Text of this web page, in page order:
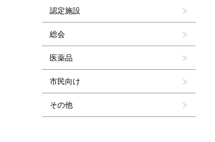
認定施設
総会
医薬品
市民向け
その他